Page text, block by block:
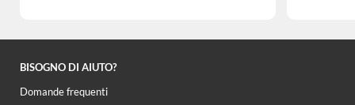
BISOGNO DI AIUTO?
Domande frequenti